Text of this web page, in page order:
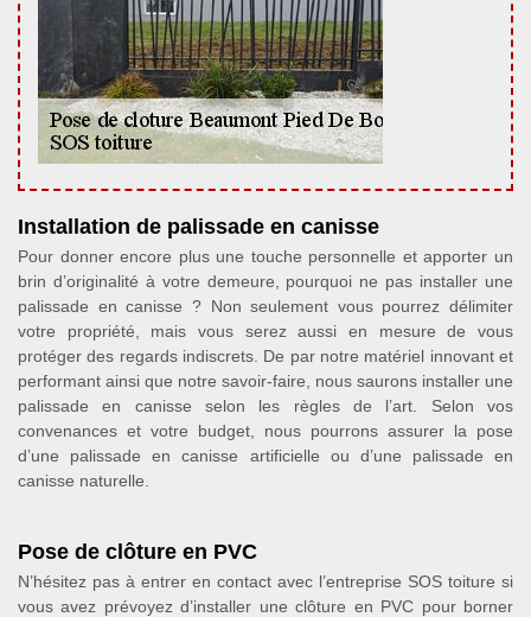
Installation de palissade en canisse
Pour donner encore plus une touche personnelle et apporter un
brin d’originalité à votre demeure, pourquoi ne pas installer une
palissade en canisse ? Non seulement vous pourrez délimiter
votre propriété, mais vous serez aussi en mesure de vous
protéger des regards indiscrets. De par notre matériel innovant et
performant ainsi que notre savoir-faire, nous saurons installer une
palissade en canisse selon les règles de l’art. Selon vos
convenances et votre budget, nous pourrons assurer la pose
d’une palissade en canisse artificielle ou d’une palissade en
canisse naturelle.
Pose de clôture en PVC
N’hésitez pas à entrer en contact avec l’entreprise SOS toiture si
vous avez prévoyez d’installer une clôture en PVC pour borner